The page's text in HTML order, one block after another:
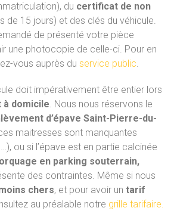
du certificat de non
de 15 jours) et des clés du véhicule.
de présenté votre pièce
une photocopie de celle-ci. Pour en
vous auprès du service public.
doit impérativement être entier lors
à domicile. Nous nous réservons le
d’épave Saint-Pierre-du-
maitresses sont manquantes
ou si l’épave est en partie calcinée
en parking souterrain,
des contraintes. Même si nous
chers, et pour avoir un tarif
au préalable notre grille tarifaire.